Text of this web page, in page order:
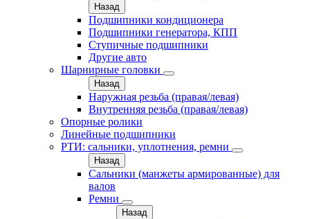
Назад
Подшипники кондиционера
Подшипники генератора, КПП
Ступичные подшипники
Другие авто
Шарнирные головки
Назад
Наружная резьба (правая/левая)
Внутренняя резьба (правая/левая)
Опорные ролики
Линейные подшипники
РТИ: сальники, уплотнения, ремни
Назад
Сальники (манжеты армированные) для
валов
Ремни
Назад